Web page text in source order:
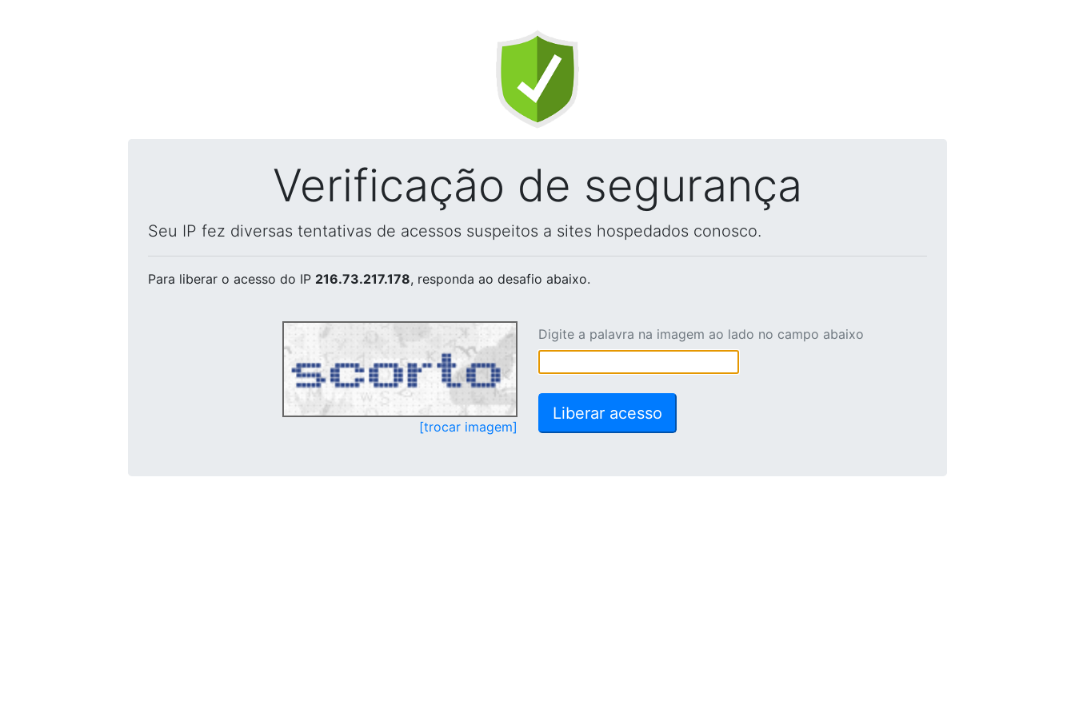
Verificação de segurança
Seu IP fez diversas tentativas de acessos suspeitos a sites hospedados conosco.
Para liberar o acesso do IP 216.73.217.178, responda ao desafio abaixo.
[trocar imagem]
Digite a palavra na imagem ao lado no campo abaixo